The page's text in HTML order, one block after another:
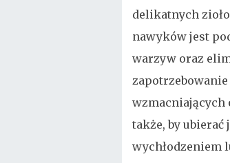
delikatnych
nawyków jest
warzyw oraz
wzmacniających
także, by
wychłodzeniem